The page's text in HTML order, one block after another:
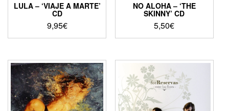
LULA – ‘VIAJE A MARTE’
CD
9,95€
NO ALOHA – ‘THE
SKINNY’ CD
5,50€